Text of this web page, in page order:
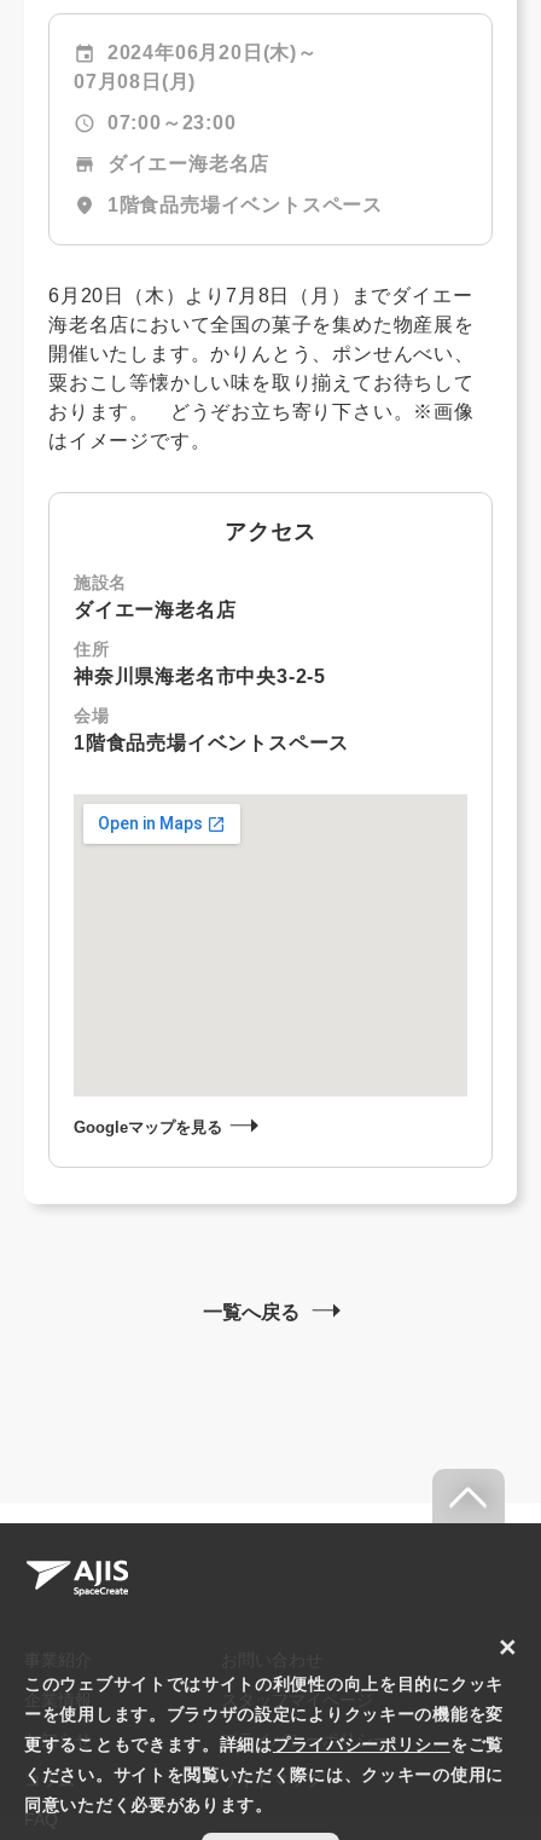
event
2024年06月20日(木)～
07月08日(月)
schedule 07:00～23:00
store ダイエー海老名店
location_on 1階食品売場イベントスペース
6月20日（木）より7月8日（月）までダイエー
海老名店において全国の菓子を集めた物産展を
開催いたします。かりんとう、ポンせんべい、
粟おこし等懐かしい味を取り揃えてお待ちして
おります。 どうぞお立ち寄り下さい。※画像
はイメージです。
アクセス
施設名
ダイエー海老名店
住所
神奈川県海老名市中央3-2-5
会場
1階食品売場イベントスペース
Googleマップを見る
一覧へ戻る
お知らせ
コラム
FAQ
プライバシーポリシー
サイトマップ
このウェブサイトではサイトの利便性の向上を目的にクッキ
ーを使用します。ブラウザの設定によりクッキーの機能を変
更することもできます。詳細はプライバシーポリシーをご覧
ください。サイトを閲覧いただく際には、クッキーの使用に
同意いただく必要があります。
×